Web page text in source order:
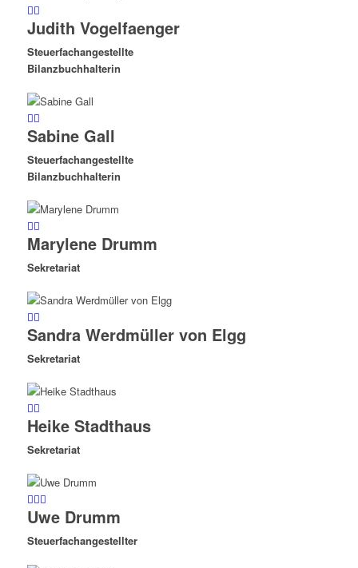
Judith Vogelfaenger
Steuerfachangestellte
Bilanzbuchhalterin
Sabine Gall
Steuerfachangestellte
Bilanzbuchhalterin
Marylene Drumm
Sekretariat
Sandra Werdmüller von Elgg
Sekretariat
Heike Stadthaus
Sekretariat
Uwe Drumm
Steuerfachangestellter